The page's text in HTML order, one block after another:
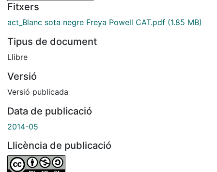
Fitxers
act_Blanc sota negre Freya Powell CAT.pdf (1.85 MB)
Tipus de document
Llibre
Versió
Versió publicada
Data de publicació
2014-05
Llicència de publicació